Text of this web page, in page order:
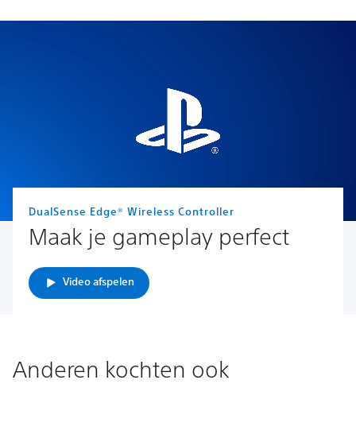
DualSense Edge® Wireless Controller
Maak je gameplay perfect
Video afspelen
Anderen kochten ook